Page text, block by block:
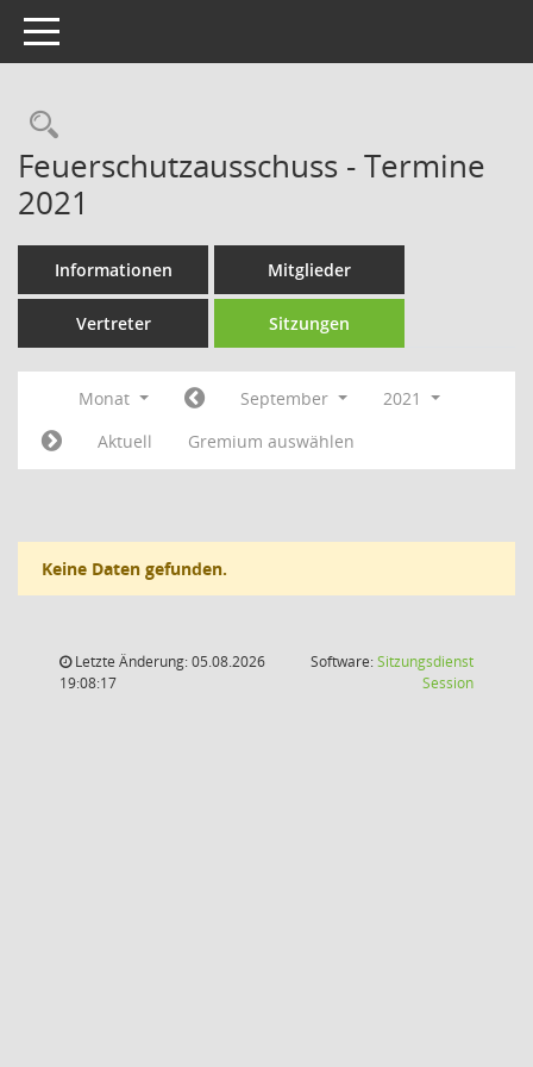
Toggle navigation
Rechercheauswahl
Feuerschutzausschuss - Termine
2021
Informationen Mitglieder
Vertreter Sitzungen
Monat September
2021
Aktuell
Gremium auswählen
Keine Daten gefunden.
Letzte Änderung: 05.08.2026
19:08:17
Software:Sitzungsdienst
Session(Wird in